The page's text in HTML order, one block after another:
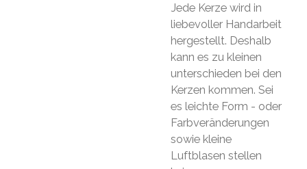
Jede Kerze wird in
liebevoller Handarbeit
hergestellt. Deshalb
kann es zu kleinen
unterschieden bei den
Kerzen kommen. Sei
es leichte Form - oder
Farbveränderungen
sowie kleine
Luftblasen stellen